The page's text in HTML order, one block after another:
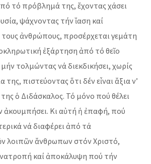
τό πρόβλημά της, ἔχοντας χάσει
ψάχνοντας τήν ἴαση καί
ἀνθρώπους, προσέρχεται γεμάτη
ἐξάρτηση ἀπό τό θεῖο
μήν τολμώντας νά διεκδικήσει, χωρίς
της, πιστεύοντας ὅτι δέν εἶναι ἄξια ν’
ὁ Διδάσκαλος. Τό μόνο πού θέλει
ἀκουμπήσει. Κι αὐτή ἡ ἐπαφή, πού
νά διαφέρει ἀπό τά
λοιπῶν ἄνθρωπων στόν Χριστό,
καί ἀποκάλυψη πού τήν